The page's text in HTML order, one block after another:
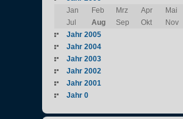
Jan
Feb Mrz Apr Mai
Jul
Aug Sep Okt Nov
Jahr 2005
Jahr 2004
Jahr 2003
Jahr 2002
Jahr 2001
Jahr 0